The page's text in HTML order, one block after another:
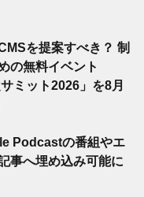
を提案すべき？ 制
の無料イベント
サミット2026」を8月
Podcastの番組やエ
事へ埋め込み可能に